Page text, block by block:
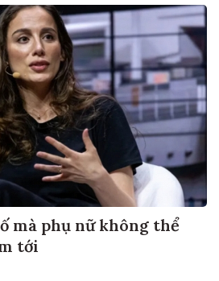
mà phụ nữ không thể
tới